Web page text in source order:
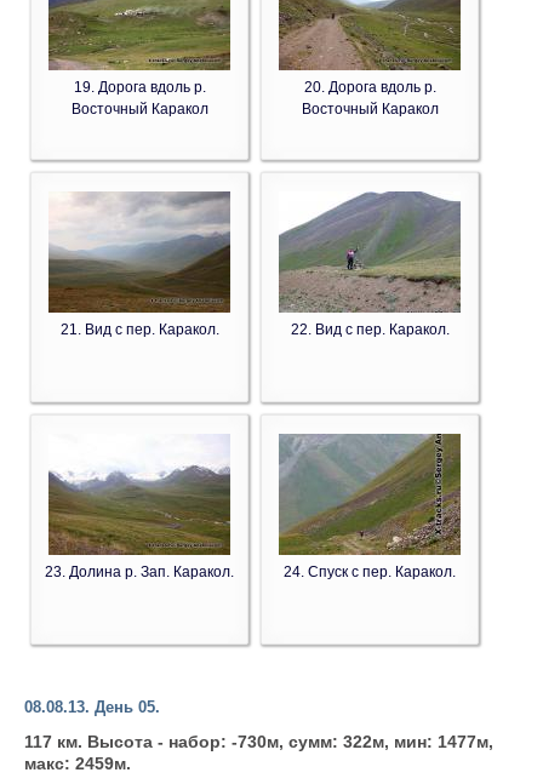
19. Дорога вдоль р.
Восточный Каракол
20. Дорога вдоль р.
Восточный Каракол
21. Вид с пер. Каракол. 22. Вид с пер. Каракол.
23. Долина р. Зап. Каракол. 24. Спуск с пер. Каракол.
08.08.13. День 05.
117 км. Высота - набор: -730м, сумм: 322м, мин: 1477м,
макс: 2459м.